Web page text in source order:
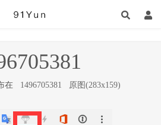
在 1496705381 原图(283x159)